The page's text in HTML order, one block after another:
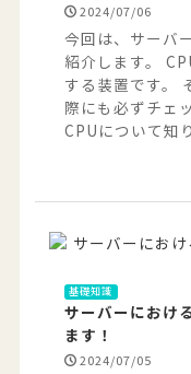
2024/07/06
今回は、サーバ
紹介します。
する装置です。
際にも必ずチェ
CPUについて知
基礎知識
サーバーにおけ
ます！
2024/07/05